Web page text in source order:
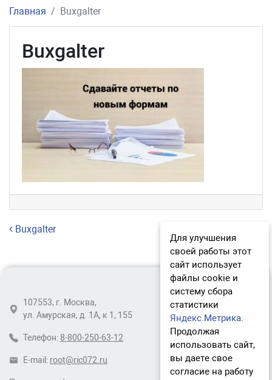
Главная Buxgalter
Buxgalter
Навигация по записям
Buxgalter
107553, г. Москва,
ул. Амурская, д. 1А, к 1, 155
Телефон: 8-800-250-63-12
E-mail: root@ric072.ru
Для улучшения
своей работы этот
сайт использует
файлы cookie и
систему сбора
статистики
Яндекс.Метрика.
Продолжая
использовать сайт,
вы даете свое
согласие на работу